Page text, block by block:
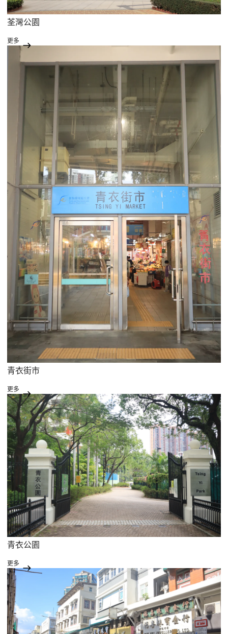
荃灣公園
更多
青衣街市
更多
青衣公園
更多